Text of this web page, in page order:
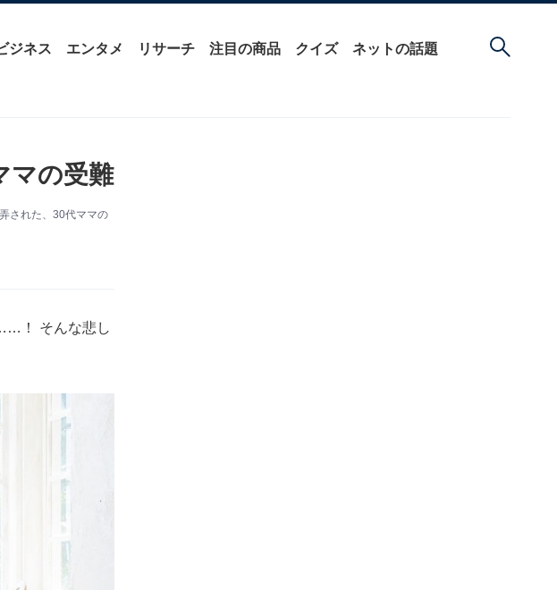
ジネス エンタメ リサーチ 注目の商品 クイズ ネットの話題
マの受難
された、30代ママの
！ そんな悲し